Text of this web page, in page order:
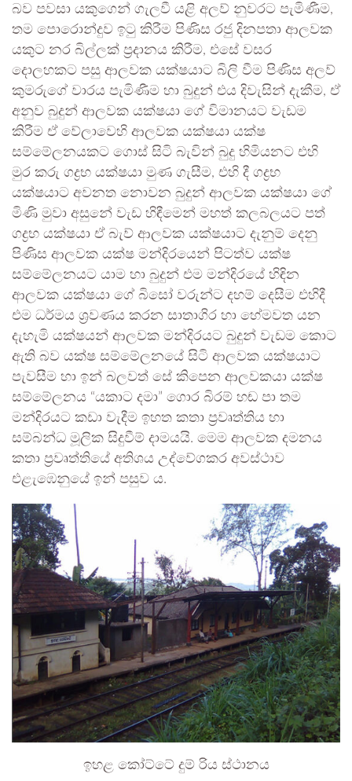
බව පවසා යකුගෙන් ගැලවී යළි අලව් නුවරට පැමිණීම,
තම පොරොන්දුව ඉටු කිරීම පිණිස රජු දිනපතා ආලවක
යකුට නර බිල්ලක් ප්‍රදානය කිරීම, එසේ වසර
දොලහකට පසු ආලවක යක්ෂයාට බිලි වීම පිණිස අලව්
කුමරුගේ වාරය පැමිණීම හා බුදුන් එය දිවැසින් දැකීම, ඒ
අනුව බුදුන් ආලවක යක්ෂයා ගේ විමානයට වැඩම
කිරීම ඒ වේලාවෙහි ආලවක යක්ෂයා යක්ෂ
සම්මේලනයකට ගොස් සිටි බැවින් බුදු හිමියනට එහි
මුර කරු ගද්‍රභ යක්ෂයා මුණ ගැසීම, එහි දී ගද්‍රභ
යක්ෂයාට අවනත නොවන බුදුන් ආලවක යක්ෂයා ගේ
මිණි මුවා අසුනේ වැඩ හිඳීමෙන් මහත් කලබලයට පත්
ගද්‍රභ යක්ෂයා ඒ බැව් ආලවක යක්ෂයාට දැනුම් දෙනු
පිණිස ආලවක යක්ෂ මන්දිරයෙන් පිටත්ව යක්ෂ
සම්මේලනයට යාම හා බුදුන් එම මන්දිරයේ හිඳින
ආලවක යක්ෂයා ගේ බිසෝ වරුන්ට දහම් දෙසීම එහිදී
එම ධර්මය ශ්‍රවණය කරන සාතාගිර හා හේමවත යන
දැහැමි යක්ෂයන් ආලවක මන්දිරයට බුදුන් වැඩම කොට
ඇති බව යක්ෂ සම්මේලනයේ සිටි ආලවක යක්ෂයාට
පැවසීම හා ඉන් බලවත් සේ කිපෙන ආලවකයා යක්ෂ
සම්මේලනය “යකාට දමා” ගොර බිරම් හඬ පා තම
මන්දිරයට කඩා වැදීම ඉහත කතා ප්‍රවෘත්තිය හා
සම්බන්ධ මූලික සිදුවීම් දාමයයි. මෙම ආලවක දමනය
කතා ප්‍රවෘත්තියේ අතිශය උද්වේගකර අවස්ථාව
එළැඹෙනුයේ ඉන් පසුව ය.
ඉහළ කෝට්ටේ දුම් රිය ස්ථානය